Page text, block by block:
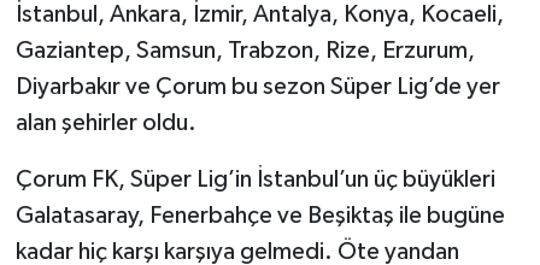
İstanbul, Ankara, İzmir, Antalya, Konya, Kocaeli,
Gaziantep, Samsun, Trabzon, Rize, Erzurum,
Diyarbakır ve Çorum bu sezon Süper Lig’de yer
alan şehirler oldu.
Çorum FK, Süper Lig’in İstanbul’un üç büyükleri
Galatasaray, Fenerbahçe ve Beşiktaş ile bugüne
kadar hiç karşı karşıya gelmedi. Öte yandan